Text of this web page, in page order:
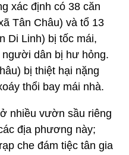
xác định có 38 căn
Tân Châu) và tổ 13
Di Linh) bị tốc mái,
dân bị hư hỏng.
bị thiệt hại nặng
thổi bay mái nhà.
nhiều vườn sầu riêng
địa phương này;
che đám tiệc tân gia